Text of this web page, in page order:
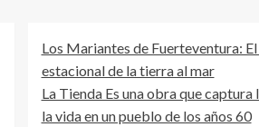
Los Mariantes de Fuerteventura:
estacional de la tierra al mar
La Tienda Es una obra que captura
la vida en un pueblo de los años 60